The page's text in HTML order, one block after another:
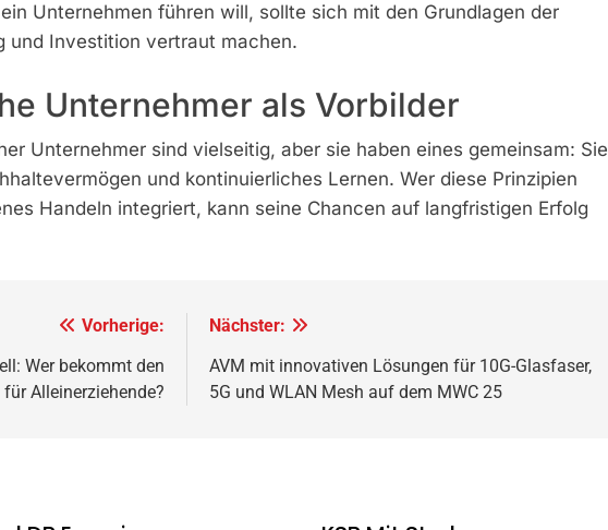
Unternehmen führen will, sollte sich mit den Grundlagen der
und Investition vertraut machen.
Unternehmer als Vorbilder
Unternehmer sind vielseitig, aber sie haben eines gemeinsam: Sie
und kontinuierliches Lernen. Wer diese Prinzipien
Handeln integriert, kann seine Chancen auf langfristigen Erfolg
Vorherige:
Wer bekommt den
Alleinerziehende?
Nächster:
AVM mit innovativen Lösungen für 10G-Glasfaser,
5G und WLAN Mesh auf dem MWC 25